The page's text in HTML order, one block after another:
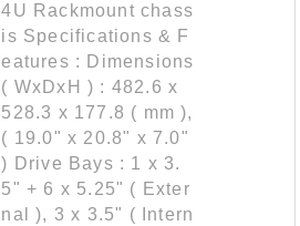
4U Rackmount chass
is Specifications & F
eatures : Dimensions
( WxDxH ) : 482.6 x
528.3 x 177.8 ( mm ),
( 19.0" x 20.8" x 7.0"
) Drive Bays : 1 x 3.
5" + 6 x 5.25" ( Exter
nal ), 3 x 3.5" ( Intern